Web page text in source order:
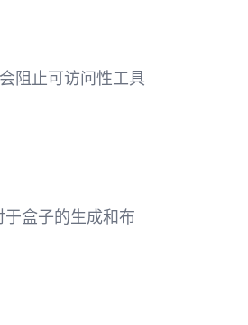
阻止可访问性工具
盒子的生成和布